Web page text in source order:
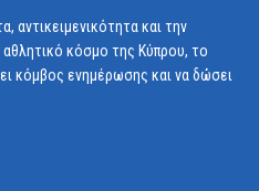
αντικειμενικότητα και την
κόσμο της Κύπρου, το
κόμβος ενημέρωσης και να δώσει